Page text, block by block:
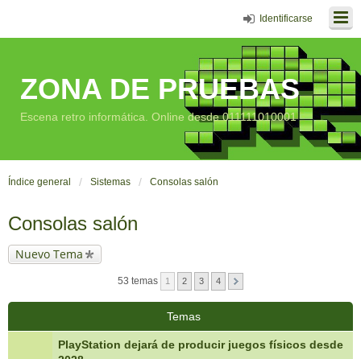
Identificarse
ZONA DE PRUEBAS
Escena retro informática. Online desde 011111010001
Índice general Sistemas Consolas salón
Consolas salón
Nuevo Tema
53 temas 1 2 3 4
Temas
PlayStation dejará de producir juegos físicos desde